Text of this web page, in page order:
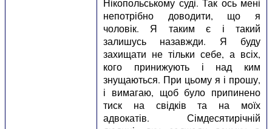
непотрібно доводити, що я
чоловік. Я таким є і такий
залишусь назавжди. Я буду
захищати не тільки себе, а всіх,
кого принижують і над ким
знущаються. При цьому я і прошу,
і вимагаю, щоб було припинено
тиск на свідків та на моїх
адвокатів. Сімдесятирічній